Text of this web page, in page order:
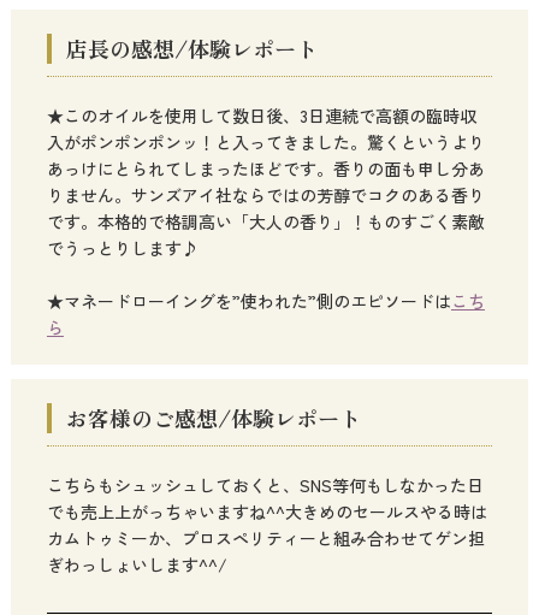
店長の感想/体験レポート
★このオイルを使用して数日後、3日連続で高額の臨時収
入がポンポンポンッ！と入ってきました。驚くというより
あっけにとられてしまったほどです。香りの面も申し分あ
りません。サンズアイ社ならではの芳醇でコクのある香り
です。本格的で格調高い「大人の香り」！ものすごく素敵
でうっとりします♪
★マネードローイングを”使われた”側のエピソードはこち
ら
お客様のご感想/体験レポート
こちらもシュッシュしておくと、SNS等何もしなかった日
でも売上上がっちゃいますね^^大きめのセールスやる時は
カムトゥミーか、プロスペリティーと組み合わせてゲン担
ぎわっしょいします^^/